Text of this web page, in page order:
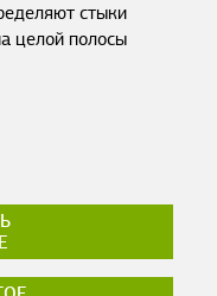
стыки
целой полосы